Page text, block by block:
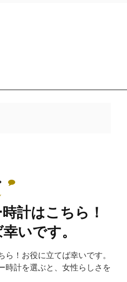
計はこちら！
いです。
ら！お役に立てば幸いです。
時計を選ぶと、女性らしさを